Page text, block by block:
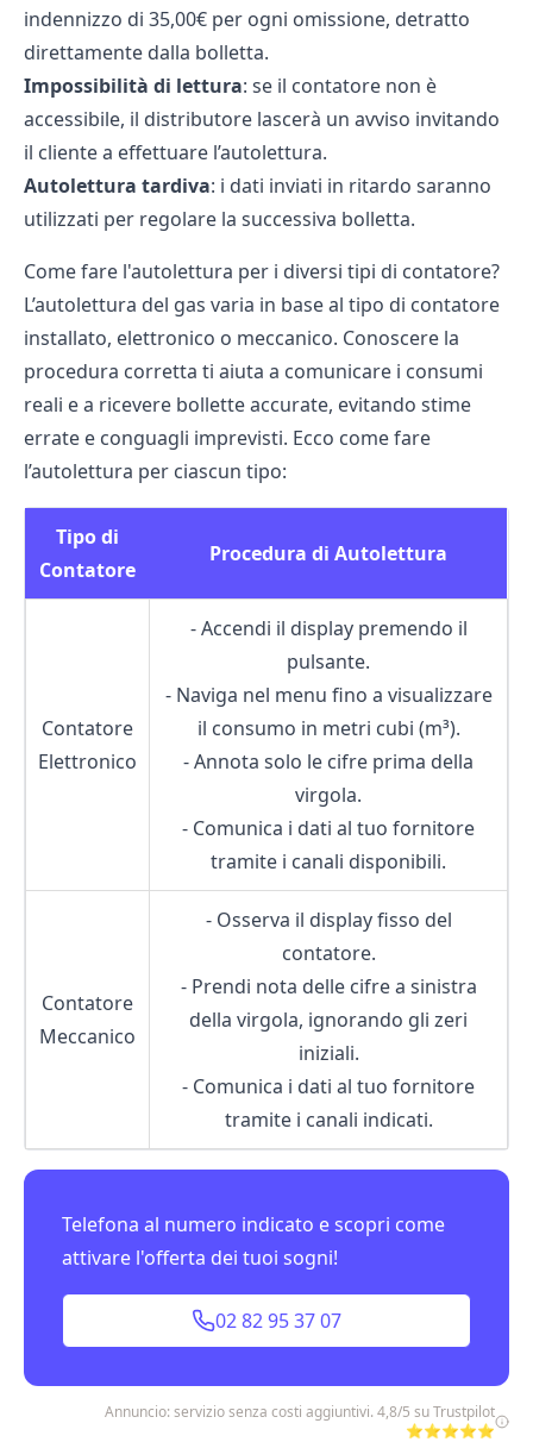
indennizzo di 35,00€ per ogni omissione, detratto
direttamente dalla bolletta.
Impossibilità di lettura: se il contatore non è
accessibile, il distributore lascerà un avviso invitando
il cliente a effettuare l’autolettura.
Autolettura tardiva: i dati inviati in ritardo saranno
utilizzati per regolare la successiva bolletta.
Come fare l'autolettura per i diversi tipi di contatore?
L’autolettura del gas varia in base al tipo di contatore
installato, elettronico o meccanico. Conoscere la
procedura corretta ti aiuta a comunicare i consumi
reali e a ricevere bollette accurate, evitando stime
errate e conguagli imprevisti. Ecco come fare
l’autolettura per ciascun tipo:
Tipo di
Contatore
Procedura di Autolettura
Contatore
Elettronico
- Accendi il display premendo il
pulsante.
- Naviga nel menu fino a visualizzare
il consumo in metri cubi (m³).
- Annota solo le cifre prima della
virgola.
- Comunica i dati al tuo fornitore
tramite i canali disponibili.
Contatore
Meccanico
- Osserva il display fisso del
contatore.
- Prendi nota delle cifre a sinistra
della virgola, ignorando gli zeri
iniziali.
- Comunica i dati al tuo fornitore
tramite i canali indicati.
Telefona al numero indicato e scopri come
attivare l'offerta dei tuoi sogni!
02 82 95 37 07
Annuncio: servizio senza costi aggiuntivi. 4,8/5 su Trustpilot
⭐⭐⭐⭐⭐